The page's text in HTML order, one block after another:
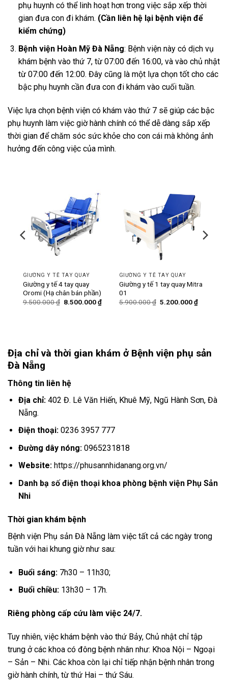
phụ huynh có thể linh hoạt hơn trong việc sắp xếp thời
gian đưa con đi khám​. (Cần liên hệ lại bệnh viện để
kiểm chứng)
Bệnh viện Hoàn Mỹ Đà Nẵng: Bệnh viện này có dịch vụ
khám bệnh vào thứ 7, từ 07:00 đến 16:00, và vào chủ nhật
từ 07:00 đến 12:00. Đây cũng là một lựa chọn tốt cho các
bậc phụ huynh cần đưa con đi khám vào cuối tuần​.
Việc lựa chọn bệnh viện có khám vào thứ 7 sẽ giúp các bậc
phụ huynh làm việc giờ hành chính có thể dễ dàng sắp xếp
thời gian để chăm sóc sức khỏe cho con cái mà không ảnh
hưởng đến công việc của mình.
GIƯỜNG Y TẾ TAY QUAY
Giường y tế 4 tay quay
Oromi (Hạ chân bán phần)
9.500.000₫ Giá
8.500.000₫Giá
hiện
GIƯỜNG Y TẾ TAY QUAY
Giường y tế 1 tay quay Mitra
01
5.900.000₫ Giá
5.200.000₫Giá
hiện
Địa chỉ và thời gian khám ở Bệnh viện phụ sản
Đà Nẵng
Thông tin liên hệ
Địa chỉ:402 Đ. Lê Văn Hiến, Khuê Mỹ, Ngũ Hành Sơn, Đà
Nẵng.
Điện thoại:0236 3957 777
Đường dây nóng:0965231818
Website: https://phusannhidanang.org.vn/
Danh bạ số điện thoại khoa phòng bệnh viện Phụ Sản
Nhi
Thời gian khám bệnh
Bệnh viện Phụ sản Đà Nẵng làm việc tất cả các ngày trong
tuần với hai khung giờ như sau:
Buổi sáng:7h30 – 11h30;
Buổi chiều:13h30 – 17h.
Riêng phòng cấp cứu làm việc 24/7.
Tuy nhiên, việc khám bệnh vào thứ Bảy, Chủ nhật chỉ tập
trung ở các khoa có đông bệnh nhân như: Khoa Nội – Ngoại
– Sản – Nhi. Các khoa còn lại chỉ tiếp nhận bệnh nhân trong
giờ hành chính, từ thứ Hai – thứ Sáu.